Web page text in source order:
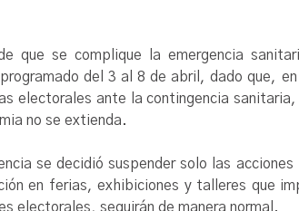
que se complique la emergencia
del 3 al 8 de abril, dado que,
electorales ante la contingencia
no se extienda.
se decidió suspender solo las
en ferias, exhibiciones y talleres que
electorales, seguirán de manera normal.